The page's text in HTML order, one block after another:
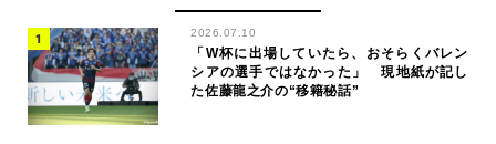
2026.07.10
「W杯に出場していたら、おそらくバレン
シアの選手ではなかった」 現地紙が記し
た佐藤龍之介の“移籍秘話”